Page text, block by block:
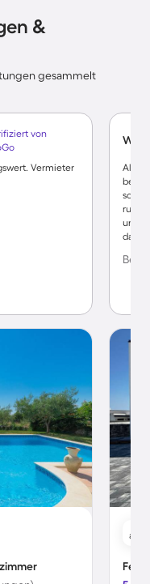
&
gesammelt
von
Vermieter
Als
ruhig.
dank
ab